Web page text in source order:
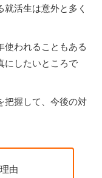
活生は意外と多く
使われることもある
にしたいところで
把握して、今後の対
由